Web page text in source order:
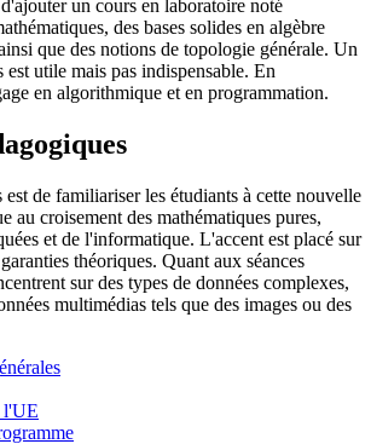
un cours en laboratoire noté
des bases solides en algèbre
que des notions de topologie générale. Un
est utile mais pas indispensable. En
en algorithmique et en programmation.
de familiariser les étudiants à cette nouvelle
au croisement des mathématiques pures,
et de l'informatique. L'accent est placé sur
théoriques. Quant aux séances
sur des types de données complexes,
multimédias tels que des images ou des
l'UE